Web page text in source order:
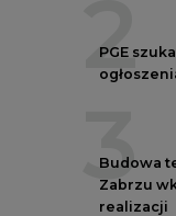
2
PGE
3
Budowa
Zabrzu
realizacji